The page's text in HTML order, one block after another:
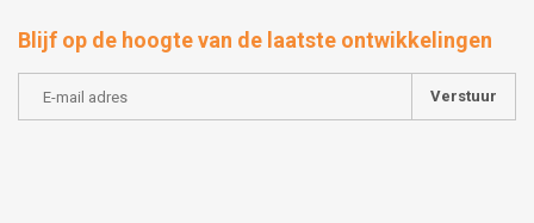
Blijf op de hoogte van de laatste ontwikkelingen
Verstuur